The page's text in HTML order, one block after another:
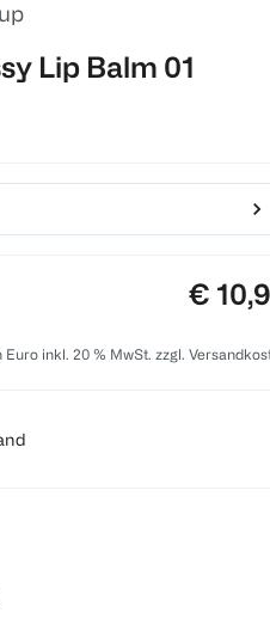
Lip Balm 01
Preis:
€
Euro inkl. 20 % MwSt. zzgl.